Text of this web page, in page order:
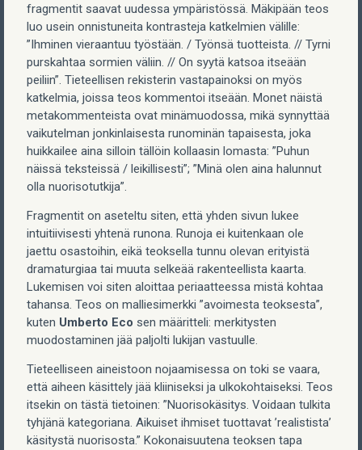
fragmentit saavat uudessa ympäristössä. Mäkipään teos
luo usein onnistuneita kontrasteja katkelmien välille:
”Ihminen vieraantuu työstään. / Työnsä tuotteista. // Tyrni
purskahtaa sormien väliin. // On syytä katsoa itseään
peiliin”. Tieteellisen rekisterin vastapainoksi on myös
katkelmia, joissa teos kommentoi itseään. Monet näistä
metakommenteista ovat minämuodossa, mikä synnyttää
vaikutelman jonkinlaisesta runominän tapaisesta, joka
huikkailee aina silloin tällöin kollaasin lomasta: ”Puhun
näissä teksteissä / leikillisesti”; ”Minä olen aina halunnut
olla nuorisotutkija”.
Fragmentit on aseteltu siten, että yhden sivun lukee
intuitiivisesti yhtenä runona. Runoja ei kuitenkaan ole
jaettu osastoihin, eikä teoksella tunnu olevan erityistä
dramaturgiaa tai muuta selkeää rakenteellista kaarta.
Lukemisen voi siten aloittaa periaatteessa mistä kohtaa
tahansa. Teos on malliesimerkki ”avoimesta teoksesta”,
kuten Umberto Eco sen määritteli: merkitysten
muodostaminen jää paljolti lukijan vastuulle.
Tieteelliseen aineistoon nojaamisessa on toki se vaara,
että aiheen käsittely jää kliiniseksi ja ulkokohtaiseksi. Teos
itsekin on tästä tietoinen: ”Nuorisokäsitys. Voidaan tulkita
tyhjänä kategoriana. Aikuiset ihmiset tuottavat ’realistista’
käsitystä nuorisosta.” Kokonaisuutena teoksen tapa